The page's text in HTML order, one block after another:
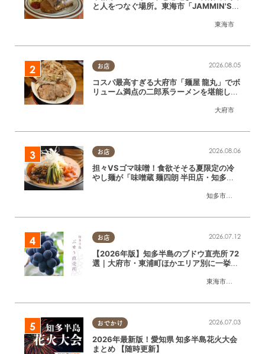
東海市
と人をつなぐ場所。東海市「JAMMIN'ST
お店
大府市
2026.08.05
コスパ最高すぎる大府市「麺屋 龍丸」でボ
リューム満点の二郎系ラーメンを堪能して
お店
知多市半田市
2026.08.06
担々VSゴマ味噌！食欲そそる夏限定の冷
やし麺が「味噌蔵 麺四朗 半田店・知多
お店
東海市大府市
2026.07.12
【2026年版】知多半島のブドウ直売所 72
選｜大府市・東浦町ほかエリア別に一挙紹
おでかけ 2026.07.03
2026年最新版！愛知県 知多半島花火大会
まとめ 【随時更新】